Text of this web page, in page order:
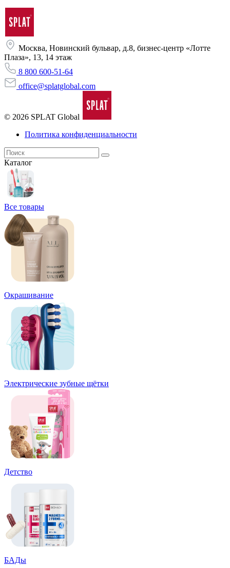
Москва, Новинский бульвар, д.8, бизнес-центр «Лотте
Плаза», 13, 14 этаж
8 800 600-51-64
office@splatglobal.com
© 2026 SPLAT Global
Политика конфиденциальности
Каталог
Все товары
Окрашивание
Электрические зубные щётки
Детство
БАДы